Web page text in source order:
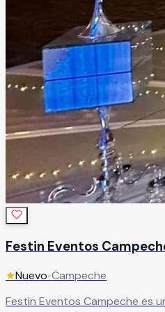
Festin Eventos
★Nuevo•Campeche
Festin Eventos Campeche es